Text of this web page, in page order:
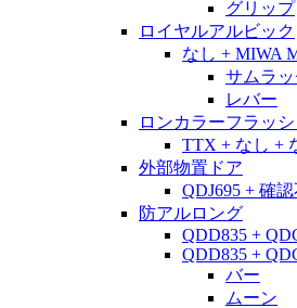
グリップ
ロイヤルアルビック
なし + MIWA
サムラッ
レバー
ロンカラーフラッ
TTX + なし +
外部物置ドア
QDJ695 + 確
防アルロング
QDD835 +
QDD835 +
バー
ムーン